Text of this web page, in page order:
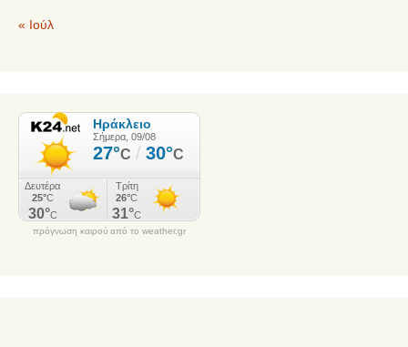
« Ιούλ
πρόγνωση καιρού από το weather.gr